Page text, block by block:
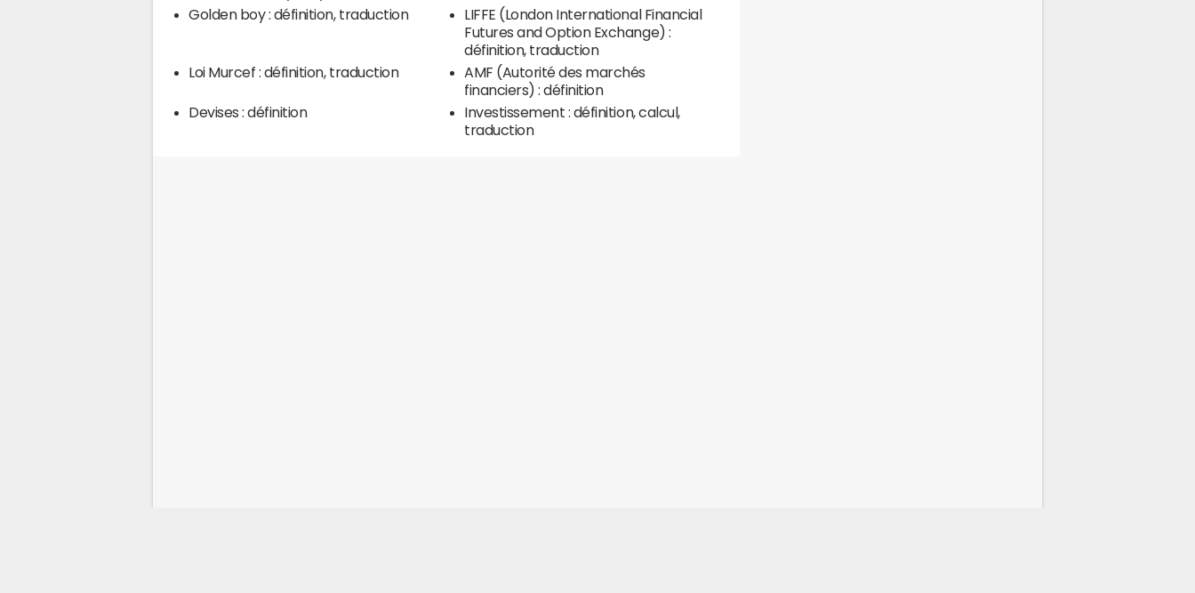
Golden boy : définition, traduction
LIFFE (London International Financial
Futures and Option Exchange) :
définition, traduction
Loi Murcef : définition, traduction
AMF (Autorité des marchés
financiers) : définition
Devises : définition
Investissement : définition, calcul,
traduction